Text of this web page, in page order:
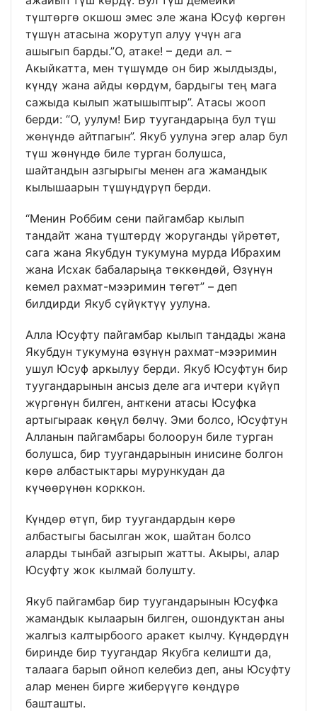
түштөргө окшош эмес эле жана Юсуф көргөн
түшүн атасына жорутуп алуу үчүн ага
ашыгып барды.”О, атаке! – деди ал. –
Акыйкатта, мен түшүмдө он бир жылдызды,
күндү жана айды көрдүм, бардыгы тең мага
сажыда кылып жатышыптыр”. Атасы жооп
берди: “О, уулум! Бир туугандарыңа бул түш
жөнүндө айтпагын”. Якуб уулуна эгер алар бул
түш жөнүндө биле турган болушса,
шайтандын азгырыгы менен ага жамандык
кылышаарын түшүндүрүп берди.
“Менин Роббим сени пайгамбар кылып
тандайт жана түштөрдү жоруганды үйрөтөт,
сага жана Якубдун тукумуна мурда Ибрахим
жана Исхак бабаларыңа төккөндөй, Өзүнүн
кемел рахмат-мээримин төгөт” – деп
билдирди Якуб сүйүктүү уулуна.
Алла Юсуфту пайгамбар кылып тандады жана
Якубдун тукумуна өзүнүн рахмат-мээримин
ушул Юсуф аркылуу берди. Якуб Юсуфтун бир
туугандарынын ансыз деле ага ичтери күйүп
жүргөнүн билген, анткени атасы Юсуфка
артыгыраак көңүл бөлчү. Эми болсо, Юсуфтун
Алланын пайгамбары болоорун биле турган
болушса, бир туугандарынын инисине болгон
көрө албастыктары мурункудан да
күчөөрүнөн корккон.
Күндөр өтүп, бир туугандардын көрө
албастыгы басылган жок, шайтан болсо
аларды тынбай азгырып жатты. Акыры, алар
Юсуфту жок кылмай болушту.
Якуб пайгамбар бир туугандарынын Юсуфка
жамандык кылаарын билген, ошондуктан аны
жалгыз калтырбоого аракет кылчу. Күндөрдүн
биринде бир туугандар Якубга келишти да,
талаага барып ойноп келебиз деп, аны Юсуфту
алар менен бирге жиберүүгө көндүрө
башташты.